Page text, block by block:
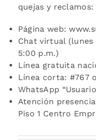
quejas y reclamos:
Página web:
Chat virtual (lunes
5:00 p.m.)
Línea gratuita
Línea corta: #767
WhatsApp
Atención
Piso 1 Centro